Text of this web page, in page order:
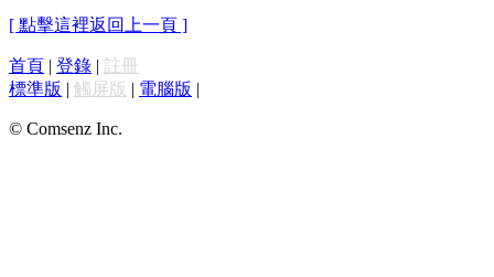
[ 點擊這裡返回上一頁 ]
首頁 | 登錄 | 註冊
標準版 | 觸屏版 | 電腦版 |
© Comsenz Inc.